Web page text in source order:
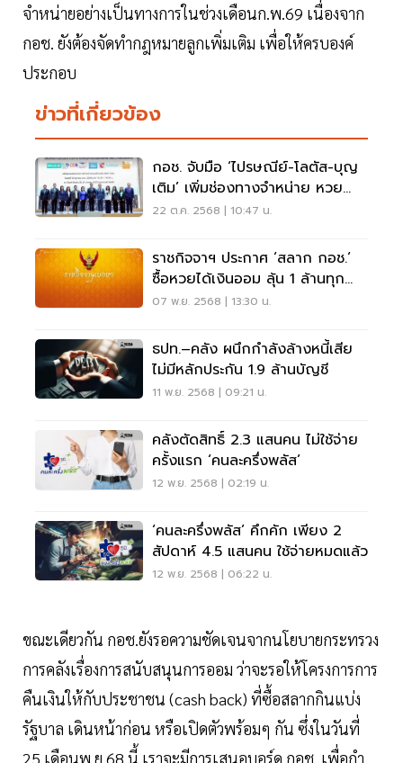
จำหน่ายอย่างเป็นทางการในช่วงเดือนก.พ.69 เนื่องจาก
กอช. ยังต้องจัดทำกฎหมายลูกเพิ่มเติม เพื่อให้ครบองค์
ประกอบ
ข่าวที่เกี่ยวข้อง
กอช. จับมือ ‘ไปรษณีย์-โลตัส-บุญ
เติม’ เพิ่มช่องทางจำหน่าย หวย
เกษียณ
22 ต.ค. 2568 | 10:47 น.
ราชกิจจาฯ ประกาศ ‘สลาก กอช.‘
ซื้อหวยได้เงินออม ลุ้น 1 ล้านทุก
ศุกร์
07 พ.ย. 2568 | 13:30 น.
ธปท.–คลัง ผนึกกำลังล้างหนี้เสีย
ไม่มีหลักประกัน 1.9 ล้านบัญชี
11 พ.ย. 2568 | 09:21 น.
คลังตัดสิทธิ์ 2.3 แสนคน ไม่ใช้จ่าย
ครั้งแรก ‘คนละครึ่งพลัส’
12 พ.ย. 2568 | 02:19 น.
‘คนละครึ่งพลัส’ คึกคัก เพียง 2
สัปดาห์ 4.5 แสนคน ใช้จ่ายหมดแล้ว
12 พ.ย. 2568 | 06:22 น.
ขณะเดียวกัน กอช.ยังรอความชัดเจนจากนโยบายกระทรวง
การคลังเรื่องการสนับสนุนการออม ว่าจะรอให้โครงการการ
คืนเงินให้กับประชาชน (cash back) ที่ซื้อสลากกินแบ่ง
รัฐบาล เดินหน้าก่อน หรือเปิดตัวพร้อมๆ กัน ซึ่งในวันที่
25 เดือนพ.ย.68 นี้ เราจะมีการเสนอบอร์ด กอช. เพื่อกำ